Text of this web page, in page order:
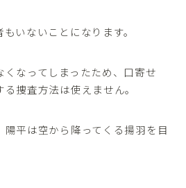
いないことになります。
なってしまったため、口寄せ
る捜査方法は使えません。
平は空から降ってくる揚羽を目